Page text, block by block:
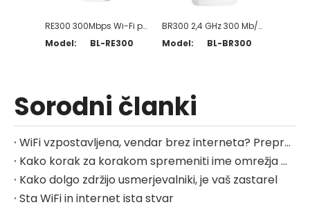
RE300 300Mbps Wi-Fi podaljšek dosega
Model:
BL-RE300
BR300 2,4 GHz 300 Mb/s digitalni brezžični most dvigala
Model:
BL-BR300
Sorodni članki
WiFi vzpostavljena, vendar brez interneta? Preproste rešitve, ki jih lahko preizkusite
Kako korak za korakom spremeniti ime omrežja WiFi
Kako dolgo zdržijo usmerjevalniki, je vaš zastarel
Sta WiFi in internet ista stvar